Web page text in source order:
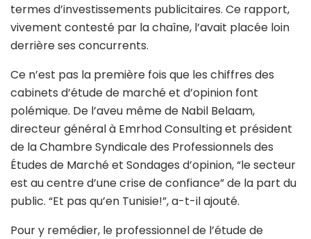
termes d’investissements publicitaires. Ce rapport,
vivement contesté par la chaîne, l’avait placée loin
derrière ses concurrents.
Ce n’est pas la première fois que les chiffres des
cabinets d’étude de marché et d’opinion font
polémique. De l’aveu même de Nabil Belaam,
directeur général à Emrhod Consulting et président
de la Chambre Syndicale des Professionnels des
Études de Marché et Sondages d’opinion, “le secteur
est au centre d’une crise de confiance” de la part du
public. “Et pas qu’en Tunisie!”, a-t-il ajouté.
Pour y remédier, le professionnel de l’étude de